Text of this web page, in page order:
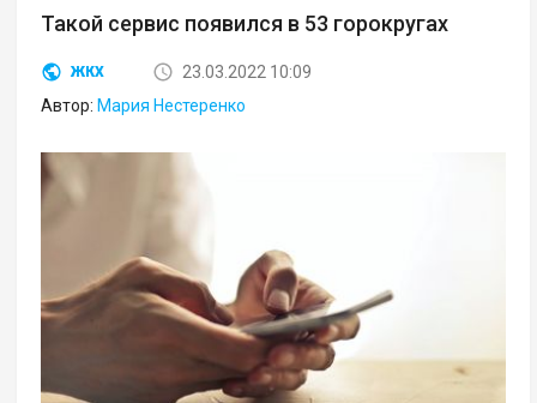
Такой сервис появился в 53 горокругах
ЖКХ
23.03.2022 10:09
Автор: Мария Нестеренко